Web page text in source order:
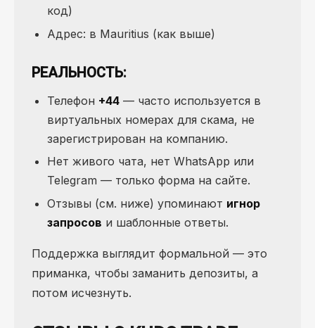
код)
Адрес: в Mauritius (как выше)
РЕАЛЬНОСТЬ:
Телефон +44 — часто используется в
виртуальных номерах для скама, не
зарегистрирован на компанию.
Нет живого чата, нет WhatsApp или
Telegram — только форма на сайте.
Отзывы (см. ниже) упоминают игнор
запросов и шаблонные ответы.
Поддержка выглядит формальной — это
приманка, чтобы заманить депозиты, а
потом исчезнуть.